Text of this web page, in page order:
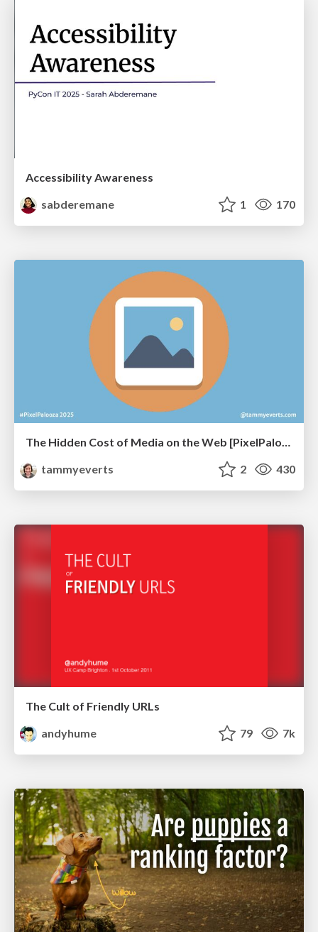
Accessibility Awareness
sabderemane
1 170
tammyeverts
2 430
The Cult of Friendly URLs
andyhume
79 7k